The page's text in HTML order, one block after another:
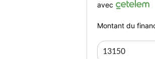
avec
Montant du